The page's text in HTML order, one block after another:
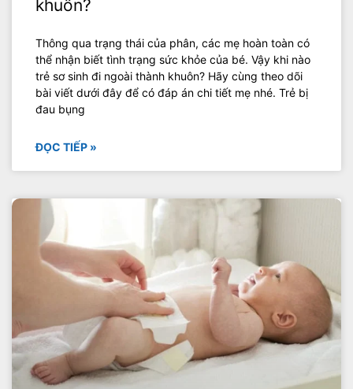
khuôn?
Thông qua trạng thái của phân, các mẹ hoàn toàn có
thể nhận biết tình trạng sức khỏe của bé. Vậy khi nào
trẻ sơ sinh đi ngoài thành khuôn? Hãy cùng theo dõi
bài viết dưới đây để có đáp án chi tiết mẹ nhé. Trẻ bị
đau bụng
ĐỌC TIẾP »